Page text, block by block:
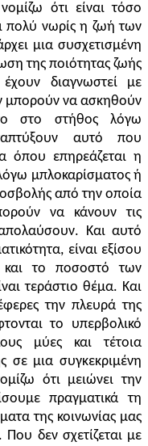
ότι είναι τόσο
πολύ νωρίς η ζωή των
μια συσχετισμένη
της ποιότητας ζωής
διαγνωστεί με
μπορούν να ασκηθούν
στο στήθος λόγω
αυτό που
όπου επηρεάζεται η
μπλοκαρίσματος ή
από την οποία
να κάνουν τις
Και αυτό
είναι εξίσου
και το ποσοστό των
τεράστιο θέμα. Και
την πλευρά της
το υπερβολικό
μύες και τέτοια
σε μια συγκεκριμένη
ότι μειώνει την
πραγματικά τη
της κοινωνίας μας
δεν σχετίζεται με